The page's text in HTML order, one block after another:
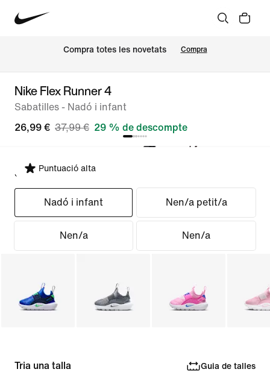
Compra totes les novetats Compra
Nike Flex Runner 4
Sabatilles - Nadó i infant
26,99 € 37,99 € 29 % de descompte
Puntuació alta
Selecciona un ajust
Nadó i infant Nen/a petit/a
Nen/a Nen/a
Tria una talla Guia de talles